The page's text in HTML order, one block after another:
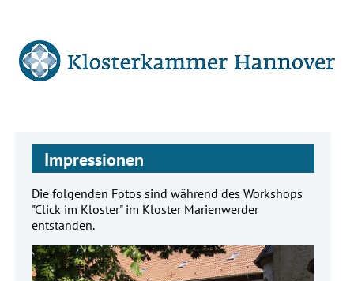
Impressionen
Die folgenden Fotos sind während des Workshops
"Click im Kloster" im Kloster Marienwerder
entstanden.